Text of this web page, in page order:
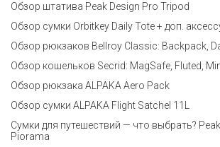
Обзор штатива Peak Design Pro Tripod
Обзор сумки Orbitkey Daily Tote + доп.
Обзор рюкзаков Bellroy Classic: Backpack,
Обзор кошельков Secrid: MagSafe, Fluted,
Обзор рюкзака ALPAKA Aero Pack
Обзор сумки ALPAKA Flight Satchel 11L
Сумки для путешествий — что выбрать?
Piorama